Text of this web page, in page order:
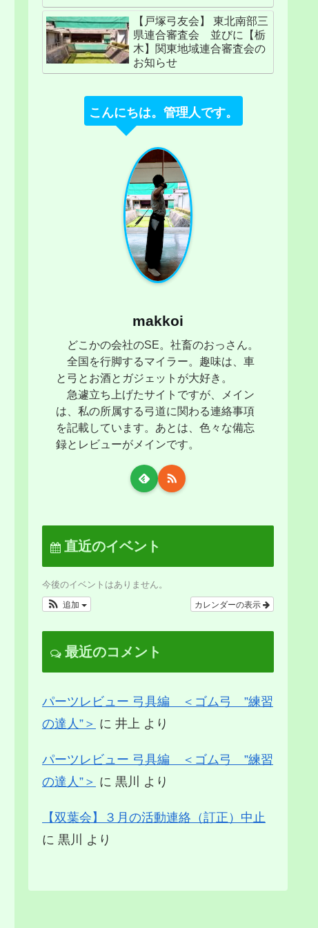
【戸塚弓友会】 東北南部三
県連合審査会 並びに【栃
木】関東地域連合審査会の
お知らせ
こんにちは。管理人です。
makkoi
どこかの会社のSE。社畜のおっさん。
全国を行脚するマイラー。趣味は、車
と弓とお酒とガジェットが大好き。
急遽立ち上げたサイトですが、メイン
は、私の所属する弓道に関わる連絡事項
を記載しています。あとは、色々な備忘
録とレビューがメインです。
直近のイベント
今後のイベントはありません。
カレンダーの表示
追加
最近のコメント
パーツレビュー 弓具編 ＜ゴム弓 ”練習
の達人”＞ に 井上 より
パーツレビュー 弓具編 ＜ゴム弓 ”練習
の達人”＞ に 黒川 より
【双葉会】３月の活動連絡（訂正）中止
に 黒川 より